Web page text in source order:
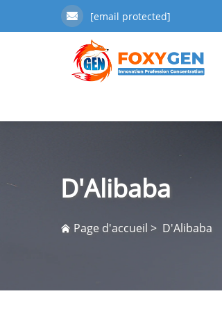
[email protected]
D'Alibaba
Page d'accueil > D'Alibaba